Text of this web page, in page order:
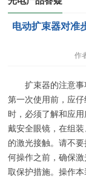
电动扩束器对准
作
扩束器的注意
第一次使用前，应
时，必须了解和应
戴安全眼镜，在组
的激光接触。请不
何操作之前，确保
取保护措施。操作本